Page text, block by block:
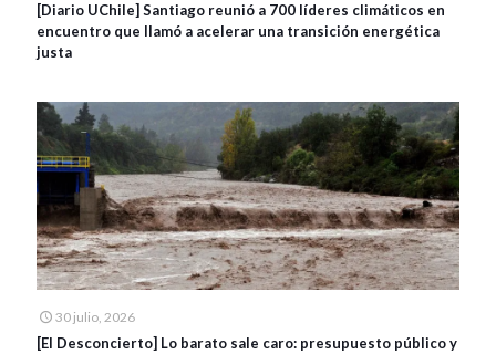
[Diario UChile] Santiago reunió a 700 líderes climáticos en
encuentro que llamó a acelerar una transición energética
justa
30 julio, 2026
[El Desconcierto] Lo barato sale caro: presupuesto público y